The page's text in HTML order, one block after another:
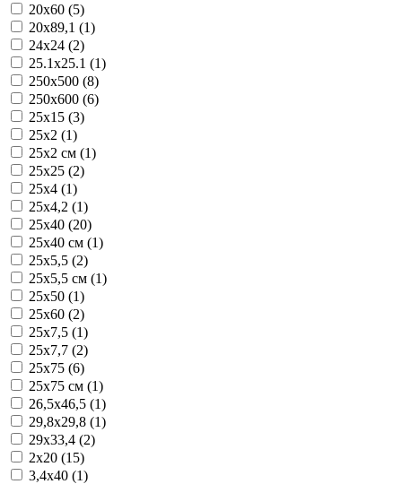
20x60 (5)
20x89,1 (1)
24x24 (2)
25.1x25.1 (1)
250x500 (8)
250x600 (6)
25x15 (3)
25x2 (1)
25x2 см (1)
25x25 (2)
25x4 (1)
25x4,2 (1)
25x40 (20)
25x40 см (1)
25x5,5 (2)
25x5,5 см (1)
25x50 (1)
25x60 (2)
25x7,5 (1)
25x7,7 (2)
25x75 (6)
25x75 см (1)
26,5x46,5 (1)
29,8x29,8 (1)
29x33,4 (2)
2x20 (15)
3,4x40 (1)